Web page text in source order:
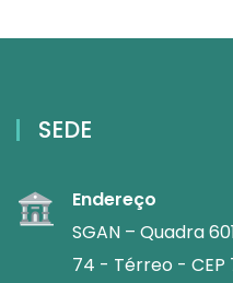
SEDE
Endereço
SGAN – Quadra
74 - Térreo - CEP